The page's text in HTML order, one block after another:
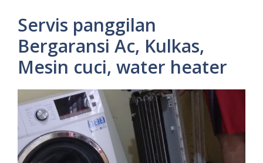
Servis panggilan
Bergaransi Ac, Kulkas,
Mesin cuci, water heater